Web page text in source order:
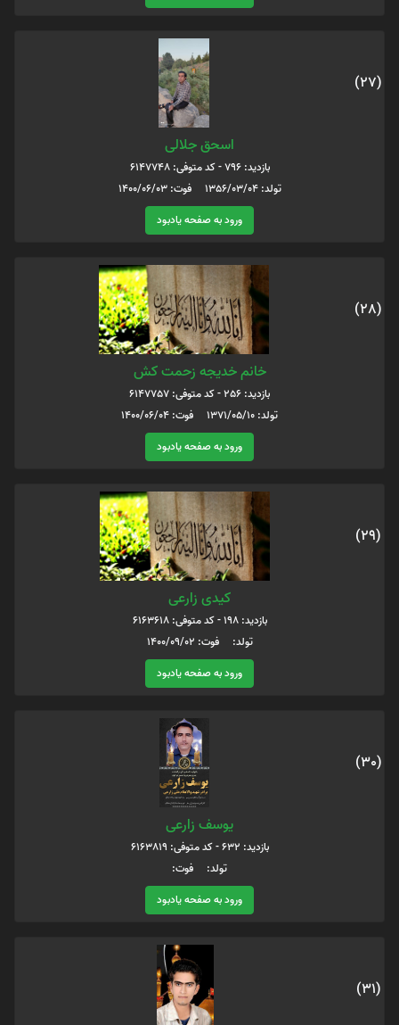
(27)
اسحق جلالی
بازدید: 796 - کد متوفی: 6147748
تولد: 1356/03/04 فوت: 1400/06/03
ورود به صفحه یادبود
(28)
خانم خدیجه زحمت کش
بازدید: 256 - کد متوفی: 6147757
تولد: 1371/05/10 فوت: 1400/06/04
ورود به صفحه یادبود
(29)
کیدی زارعی
بازدید: 198 - کد متوفی: 6163618
تولد: فوت: 1400/09/02
ورود به صفحه یادبود
(30)
یوسف زارعی
بازدید: 632 - کد متوفی: 6163819
تولد: فوت:
ورود به صفحه یادبود
(31)